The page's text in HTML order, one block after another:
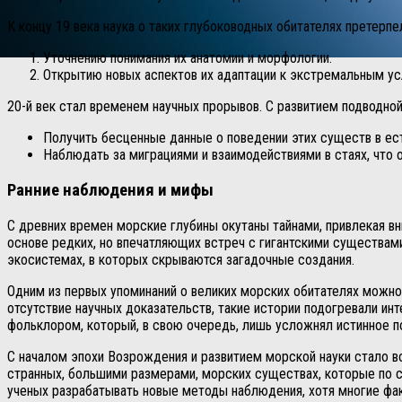
К концу 19 века наука о таких глубоководных обитателях
Уточнению понимания их анатомии и морфологии.
Открытию новых аспектов их адаптации к экстремальным
20-й век стал временем научных прорывов. С развитием
Получить бесценные данные о поведении этих существ в
Наблюдать за миграциями и взаимодействиями в стаях,
Ранние наблюдения и мифы
С древних времен морские глубины окутаны тайнами, привлекая
основе редких, но впечатляющих встреч с гигантскими
экосистемах, в которых скрываются загадочные создания.
Одним из первых упоминаний о великих морских обитателях
отсутствие научных доказательств, такие истории
фольклором, который, в свою очередь, лишь усложнял истинное
С началом эпохи Возрождения и развитием морской науки стало
странных, большими размерами, морских существах, которые по
ученых разрабатывать новые методы наблюдения, хотя многие